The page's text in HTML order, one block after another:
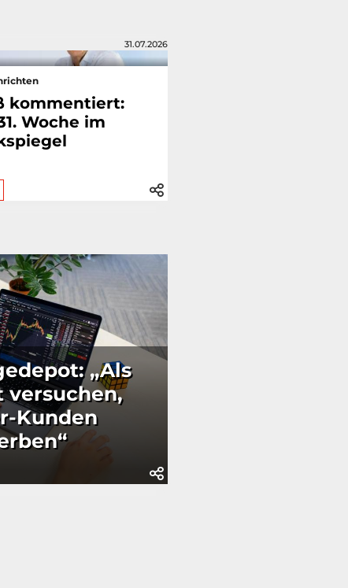
31.07.2026
kommentiert:
Woche im
„Als
versuchen,
Kunden